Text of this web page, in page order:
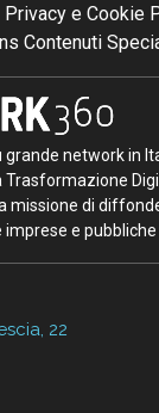
Privacy e Cookie
Contenuti
grande network in
missione di
e
22